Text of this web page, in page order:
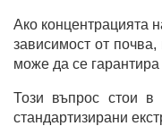
Ако концентрацията
зависимост от
може да се
Този въпрос стои в
стандартизирани